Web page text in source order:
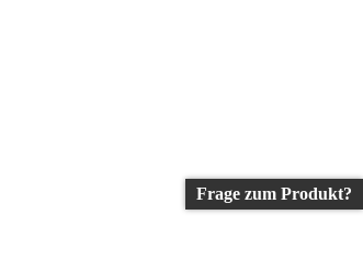
Frage zum Produkt?